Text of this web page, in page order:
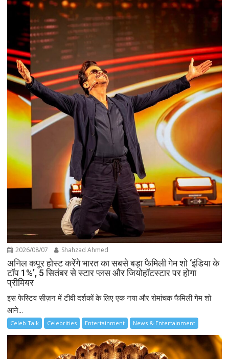
2026/08/07 Shahzad Ahmed
अनिल कपूर होस्ट करेंगे भारत का सबसे बड़ा फैमिली गेम शो ‘इंडिया के
टॉप 1%’, 5 सितंबर से स्टार प्लस और जियोहॉटस्टार पर होगा
प्रीमियर
इस फेस्टिव सीज़न में टीवी दर्शकों के लिए एक नया और रोमांचक फैमिली गेम शो
आने...
Celeb Talk Celebrities Entertainment News & Entertainment